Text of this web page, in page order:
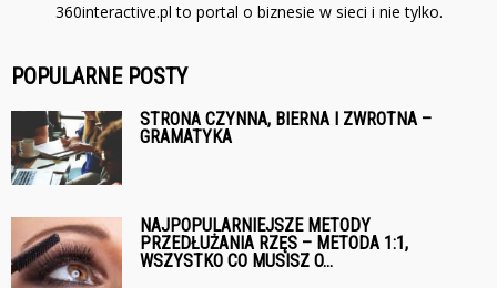
360interactive.pl to portal o biznesie w sieci i nie tylko.
POPULARNE POSTY
STRONA CZYNNA, BIERNA I ZWROTNA –
GRAMATYKA
NAJPOPULARNIEJSZE METODY
PRZEDŁUŻANIA RZĘS – METODA 1:1,
WSZYSTKO CO MUSISZ O...